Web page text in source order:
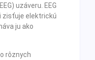
uzáveru. EEG
zisťuje elektrickú
ju ako
rôznych